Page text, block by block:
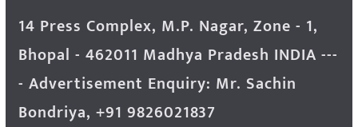
14 Press Complex, M.P. Nagar, Zone - 1,
Bhopal - 462011 Madhya Pradesh INDIA ---
- Advertisement Enquiry: Mr. Sachin
Bondriya, +91 9826021837